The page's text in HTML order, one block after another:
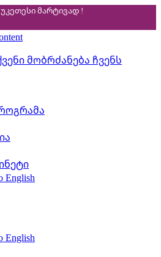
მარტივად !
მობრძანება ჩვენს